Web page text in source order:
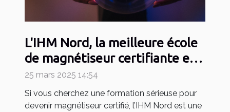
L'IHM Nord, la meilleure école
de magnétiseur certifiante en
2025
25 mars 2025 14:54
Si vous cherchez une formation sérieuse pour
devenir magnétiseur certifié, l’IHM Nord est une